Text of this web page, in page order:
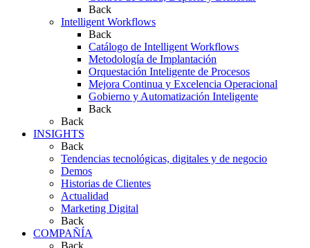
Back
Intelligent Workflows
Back
Catálogo de Intelligent Workflows
Metodología de Implantación
Orquestación Inteligente de Procesos
Mejora Continua y Excelencia Operacional
Gobierno y Automatización Inteligente
Back
Back
INSIGHTS
Back
Tendencias tecnológicas, digitales y de negocio
Demos
Historias de Clientes
Actualidad
Marketing Digital
Back
COMPAÑÍA